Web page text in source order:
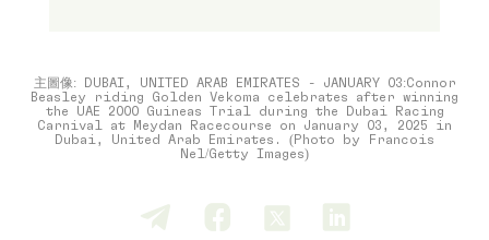
主圖像: DUBAI, UNITED ARAB EMIRATES - JANUARY 03:Connor
Beasley riding Golden Vekoma celebrates after winning
the UAE 2000 Guineas Trial during the Dubai Racing
Carnival at Meydan Racecourse on January 03, 2025 in
Dubai, United Arab Emirates. (Photo by Francois
Nel/Getty Images)